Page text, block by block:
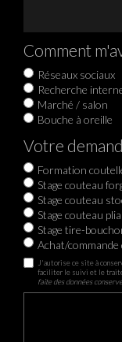
Comment
Réseaux sociaux
Recherche
Marché / salon
Bouche à oreille
Votre
Formation
Stage couteau
Stage couteau
Stage couteau
Stage tire-
Achat/commande
J'autorise ce site à
faciliter le suivi et le
faite des données